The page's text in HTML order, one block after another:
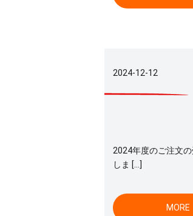
2024-12-12
2024年度のご注文
しま […]
MORE